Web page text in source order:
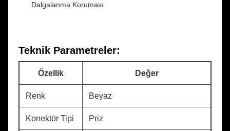
Dalgalanma Koruması
Teknik Parametreler:
Özellik Değer
Renk Beyaz
Konektör Tipi Priz